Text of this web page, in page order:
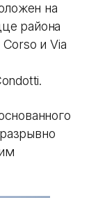
на
района
и Via